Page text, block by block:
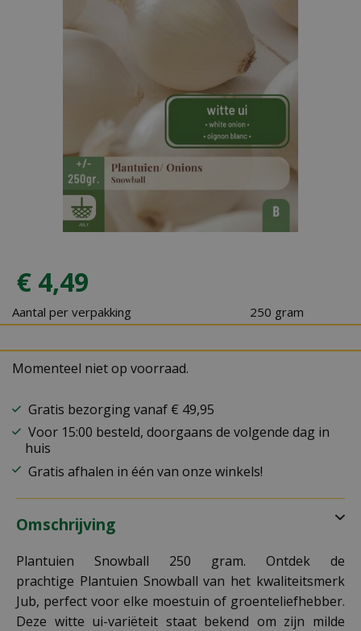
€ 4,49
Aantal per verpakking 250 gram
Momenteel niet op voorraad.
Gratis bezorging vanaf € 49,95
Voor 15:00 besteld, doorgaans de volgende dag in
huis
Gratis afhalen in één van onze winkels!
Omschrijving
Plantuien Snowball 250 gram. Ontdek de
prachtige Plantuien Snowball van het kwaliteitsmerk
Jub, perfect voor elke moestuin of groenteliefhebber.
Deze witte ui-variëteit staat bekend om zijn milde